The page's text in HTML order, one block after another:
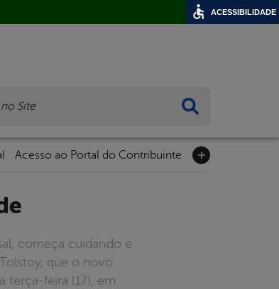
Acesso ao Portal do Contribuinte
começa cuidando e
que o novo
terça-feira (17), em
ACESSIBILIDADE